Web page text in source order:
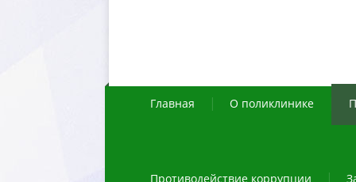
Главная О поликлинике
Противодействие коррупции